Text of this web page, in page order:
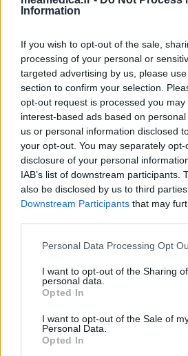
Information
If you wish to opt-out of the sale,
processing of your personal or
targeted advertising by us, please
section to confirm your selection.
opt-out request is processed you may
interest-based ads based on
us or personal information disclosed
your opt-out. You may separately
disclosure of your personal
IAB’s list of downstream participants.
also be disclosed by us to third
Downstream Participants that may
Personal Data Processing Opt
I want to opt-out of the Sharing
personal data.
Opted In
I want to opt-out of the Sale of
Personal Data.
Opted In